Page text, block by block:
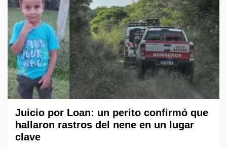
Juicio por Loan: un perito confirmó que
hallaron rastros del nene en un lugar
clave